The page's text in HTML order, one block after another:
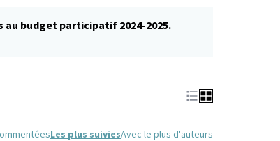
au budget participatif 2024-2025.
Les plus suiviesAvec le plus d'auteurs